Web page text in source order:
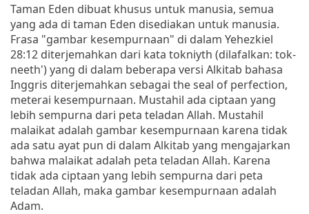
Taman Eden dibuat khusus untuk manusia, semua
yang ada di taman Eden disediakan untuk manusia.
Frasa "gambar kesempurnaan" di dalam Yehezkiel
28:12 diterjemahkan dari kata tokniyth (dilafalkan: tok-
neeth') yang di dalam beberapa versi Alkitab bahasa
Inggris diterjemahkan sebagai the seal of perfection,
meterai kesempurnaan. Mustahil ada ciptaan yang
lebih sempurna dari peta teladan Allah. Mustahil
malaikat adalah gambar kesempurnaan karena tidak
ada satu ayat pun di dalam Alkitab yang mengajarkan
bahwa malaikat adalah peta teladan Allah. Karena
tidak ada ciptaan yang lebih sempurna dari peta
teladan Allah, maka gambar kesempurnaan adalah
Adam.